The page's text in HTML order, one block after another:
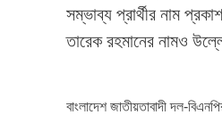
সম্ভাব্য প্রার্থীর নাম
তারেক রহমানের নামও
বাংলাদেশ জাতীয়তাবাদী দল-